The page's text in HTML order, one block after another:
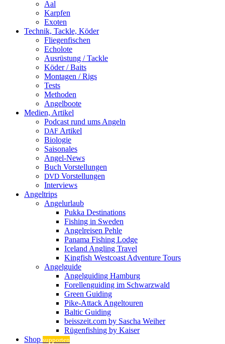
Aal
Karpfen
Exoten
Technik, Tackle, Köder
Fliegenfischen
Echolote
Ausrüstung / Tackle
Köder / Baits
Montagen / Rigs
Tests
Methoden
Angelboote
Medien, Artikel
Podcast rund ums Angeln
DAF Artikel
Biologie
Saisonales
Angel-News
Buch Vorstellungen
DVD Vorstellungen
Interviews
Angeltrips
Angelurlaub
Pukka Destinations
Fishing in Sweden
Angelreisen Pehle
Panama Fishing Lodge
Iceland Angling Travel
Kingfish Westcoast Adventure Tours
Angelguide
Angelguiding Hamburg
Forellenguiding im Schwarzwald
Green Guiding
Pike-Attack Angeltouren
Baltic Guiding
beisszeit.com by Sascha Weiher
Rügenfishing by Kaiser
Shop supporten